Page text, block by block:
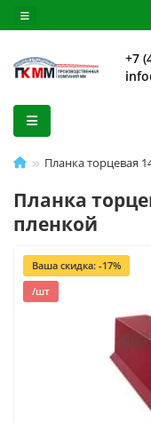
+7
Планка торцевая
Планка
пленкой
Ваша скидка: -17%
/шт